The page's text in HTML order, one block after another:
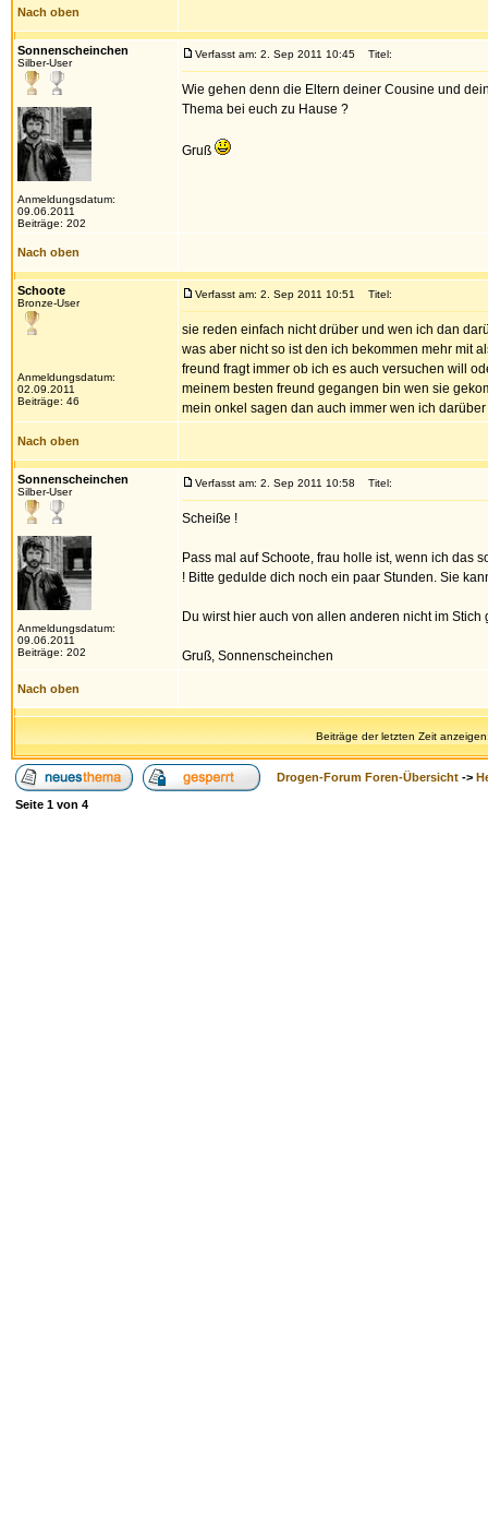
Nach oben
Sonnenscheinchen
Silber-User
Anmeldungsdatum:
09.06.2011
Beiträge: 202
Verfasst am: 2. Sep 2011 10:45 Titel:
Wie gehen denn die Eltern deiner Cousine und
Thema bei euch zu Hause ?
Gruß
Nach oben
Schoote
Bronze-User
Anmeldungsdatum:
02.09.2011
Beiträge: 46
Verfasst am: 2. Sep 2011 10:51 Titel:
sie reden einfach nicht drüber und wen ich dan
was aber nicht so ist den ich bekommen mehr mit
freund fragt immer ob ich es auch versuchen will
meinem besten freund gegangen bin wen sie
mein onkel sagen dan auch immer wen ich
Nach oben
Sonnenscheinchen
Silber-User
Anmeldungsdatum:
09.06.2011
Beiträge: 202
Verfasst am: 2. Sep 2011 10:58 Titel:
Scheiße !
Pass mal auf Schoote, frau holle ist, wenn ich das
! Bitte gedulde dich noch ein paar Stunden. Sie
Du wirst hier auch von allen anderen nicht im Stich
Gruß, Sonnenscheinchen
Nach oben
Beiträge der letzten Zeit
Drogen-Forum Foren-Übersicht ->
Seite 1 von 4